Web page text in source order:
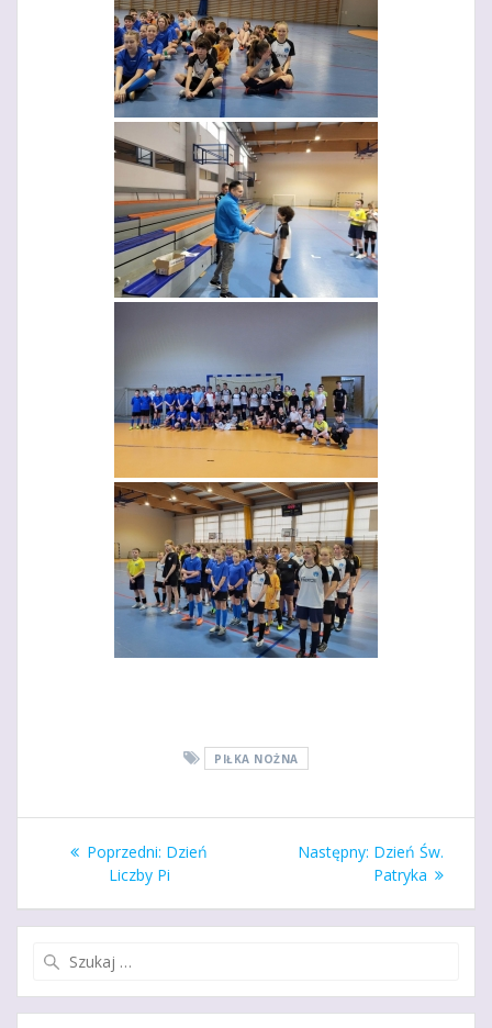
PIŁKA NOŻNA
Nawigacja
wpisu
Poprzedni: Poprzedni
wpis:
Dzień
Liczby Pi
Następny: Następny
wpis:
Dzień Św.
Patryka